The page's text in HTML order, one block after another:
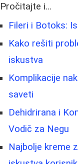
Pročitajte i...
Fileri i Botoks:
Kako rešiti
iskustva
Komplikacije
saveti
Dehidrirana i
Vodič za Negu
Najbolje kreme